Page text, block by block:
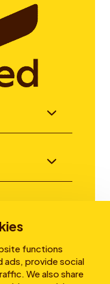
functions
ads, provide social
We also share